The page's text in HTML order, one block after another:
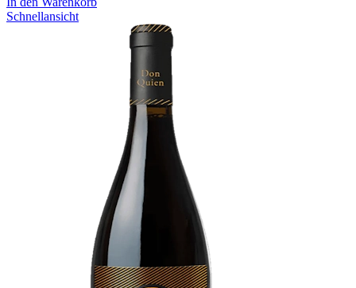
Schnellansicht